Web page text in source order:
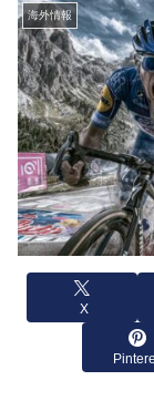
海外情報
X